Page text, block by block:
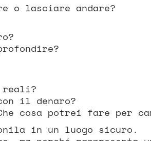
o lasciare andare?
reali?
il denaro?
cosa potrei fare per
in un luogo sicuro.